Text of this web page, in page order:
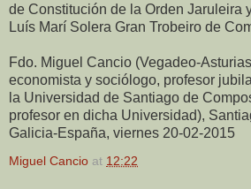
de Constitución de la Orden Jaruleira
Luís Marí Solera Gran Trobeiro de
Fdo. Miguel Cancio (Vegadeo-
economista y sociólogo, profesor
la Universidad de Santiago de
profesor en dicha Universidad),
Galicia-España, viernes 20-02-2015
Miguel Cancio at 12:22